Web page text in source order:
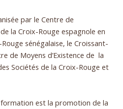
par le Centre de
la Croix-Rouge espagnole en
sénégalaise, le Croissant-
de Moyens d’Existence de la
Sociétés de la Croix-Rouge et
est la promotion de la